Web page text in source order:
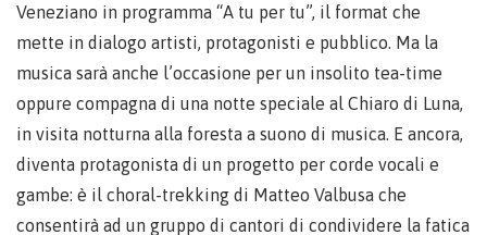
Veneziano in programma “A tu per tu”, il format che
mette in dialogo artisti, protagonisti e pubblico. Ma la
musica sarà anche l’occasione per un insolito tea-time
oppure compagna di una notte speciale al Chiaro di Luna,
in visita notturna alla foresta a suono di musica. E ancora,
diventa protagonista di un progetto per corde vocali e
gambe: è il choral-trekking di Matteo Valbusa che
consentirà ad un gruppo di cantori di condividere la fatica